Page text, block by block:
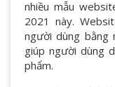
nhiều mẫu
2021 này.
người dùng bằng
giúp người dùng
phẩm.